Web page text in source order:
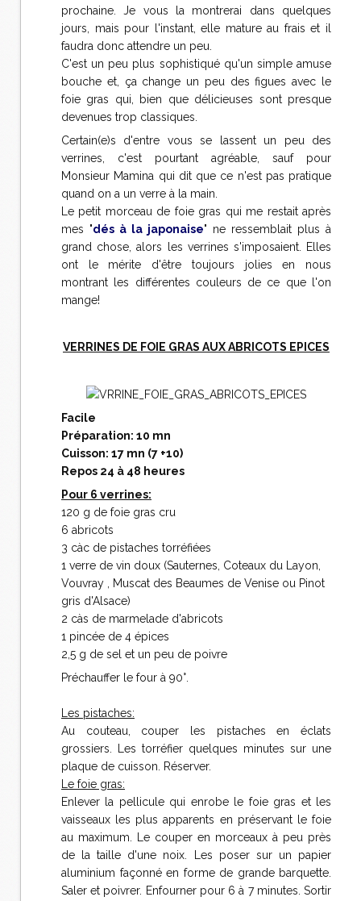
prochaine. Je vous la montrerai dans quelques
jours, mais pour l'instant, elle mature au frais et il
faudra donc attendre un peu.
C'est un peu plus sophistiqué qu'un simple amuse
bouche et, ça change un peu des figues avec le
foie gras qui, bien que délicieuses sont presque
devenues trop classiques.
Certain(e)s d'entre vous se lassent un peu des
verrines, c'est pourtant agréable, sauf pour
Monsieur Mamina qui dit que ce n'est pas pratique
quand on a un verre à la main.
Le petit morceau de foie gras qui me restait après
mes "dés à la japonaise" ne ressemblait plus à
grand chose, alors les verrines s'imposaient. Elles
ont le mérite d'être toujours jolies en nous
montrant les différentes couleurs de ce que l'on
mange!
VERRINES DE FOIE GRAS AUX ABRICOTS EPICES
Facile
Préparation: 10 mn
Cuisson: 17 mn (7 +10)
Repos 24 à 48 heures
Pour 6 verrines:
120 g de foie gras cru
6 abricots
3 càc de pistaches torréfiées
1 verre de vin doux (Sauternes, Coteaux du Layon,
Vouvray , Muscat des Beaumes de Venise ou Pinot
gris d'Alsace)
2 càs de marmelade d'abricots
1 pincée de 4 épices
2,5 g de sel et un peu de poivre
Préchauffer le four à 90°.
Les pistaches:
Au couteau, couper les pistaches en éclats
grossiers. Les torréfier quelques minutes sur une
plaque de cuisson. Réserver.
Le foie gras:
Enlever la pellicule qui enrobe le foie gras et les
vaisseaux les plus apparents en préservant le foie
au maximum. Le couper en morceaux à peu près
de la taille d'une noix. Les poser sur un papier
aluminium façonné en forme de grande barquette.
Saler et poivrer. Enfourner pour 6 à 7 minutes. Sortir